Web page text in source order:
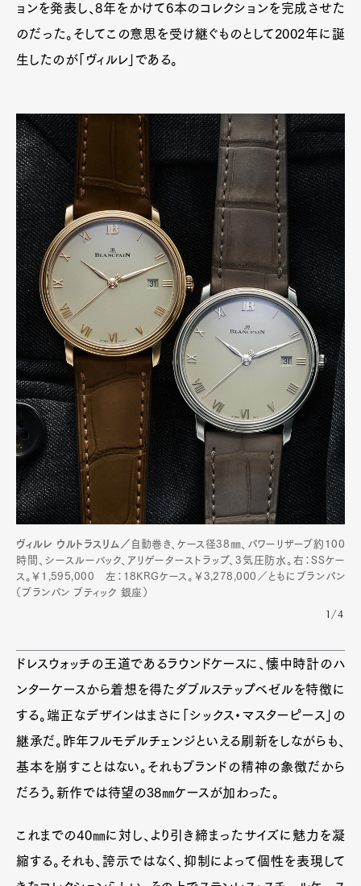
ョンを発表し、8年をかけて6本のコレクションを完成させた
のだった。そしてこの意思を受け継ぐものとして2002年に誕
生したのが「ヴィルレ」である。
ヴィルレ ウルトラスリム／ 自動巻き、ケース径38㎜、パワーリザーブ約100
時間、シースルーバック、アリゲーターストラップ、3気圧防水。右：SSケー
ス。￥1,595,000 左：18KRGケース。￥3,278,000／ともにブランパン
（ブランパン ブティック 銀座）
1/4
ドレスウォッチの王道であるラウンドケースに、懐中時計のハ
ンターケースから着想を得たダブルステップベゼルを特徴に
する。端正なデザインはまさに「シックス・マスターピース」の
継承だ。昨年フルモデルチェンジといえる刷新をしながらも、
基本を崩すことはない。それもブランドの精神の象徴だから
だろう。新作では待望の38㎜ケースが加わった。
これまでの40㎜に対し、より引き締まったサイズに魅力を凝
縮する。それも、誇示ではなく、抑制によって個性を表現して